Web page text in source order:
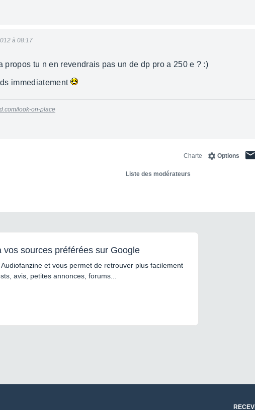
à 08:17
propos tu n en revendrais pas un de dp pro a 250 e ? :)
immediatement
look-on-place
Options
Charte
Liste des modérateurs
vos sources préférées sur Google
et vous permet de retrouver plus facilement
avis, petites annonces, forums...